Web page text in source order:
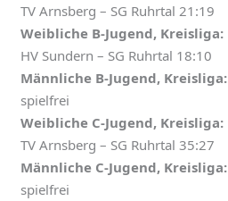
TV Arnsberg – SG Ruhrtal 21:19
Weibliche B-Jugend, Kreisliga:
HV Sundern – SG Ruhrtal 18:10
Männliche B-Jugend, Kreisliga:
spielfrei
Weibliche C-Jugend, Kreisliga:
TV Arnsberg – SG Ruhrtal 35:27
Männliche C-Jugend, Kreisliga:
spielfrei